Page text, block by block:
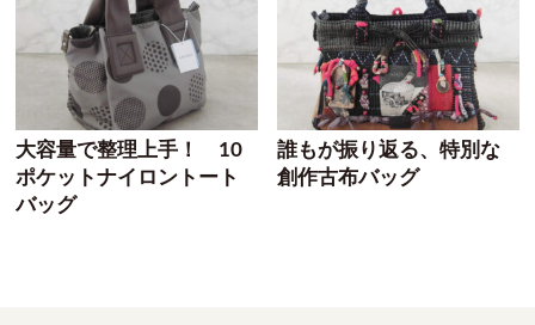
大容量で整理上手！ 10
ポケットナイロントート
バッグ
誰もが振り返る、特別な
創作古布バッグ